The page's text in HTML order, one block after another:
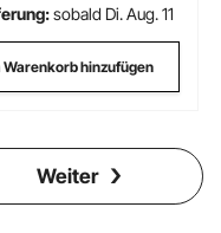
sobald Di. Aug. 11
Warenkorb hinzufügen
Weiter